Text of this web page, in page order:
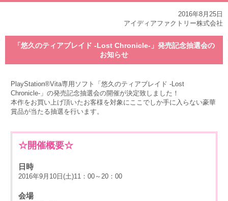
2016年8月25日
アイディアファクトリー株式会社
「悠久のティアブレイド -Lost Chronicle-」発売記念抽選会の
お知らせ
PlayStation®Vita専用ソフト「悠久のティアブレイド -Lost
Chronicle-」の発売記念抽選会の開催が決定致しました！
本作をお買い上げ頂いたお客様を対象にここでしか手に入らない豪華
賞品が当たる抽選を行います。
☆開催概要☆
日時
2016年9月10日(土)11：00～20：00
会場